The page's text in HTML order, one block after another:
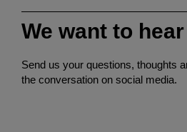
We want to
Send us your questions, thoughts
the conversation on social media.